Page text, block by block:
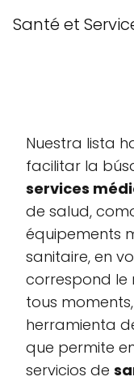
Santé et
Nuestra lista
facilitar la
services
de salud,
équipements
sanitaire, en
correspond le
tous
herramienta
que permite
servicios de